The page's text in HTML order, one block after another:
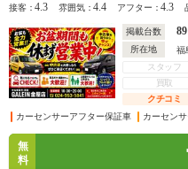
接客：4.3 雰囲気：4.4 アフター：4.3
掲載台数 89
所在地
福
スタッフ
買取
クチコミ
カーセンサーアフター保証車
カーセン
無
料